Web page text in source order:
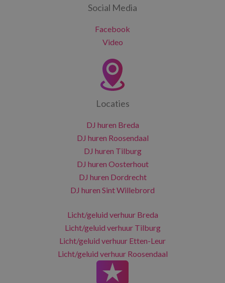
Social Media
Facebook
Video
Locaties
DJ huren Breda
DJ huren Roosendaal
DJ huren Tilburg
DJ huren Oosterhout
DJ huren Dordrecht
DJ huren Sint Willebrord
Licht/geluid verhuur Breda
Licht/geluid verhuur Tilburg
Licht/geluid verhuur Etten-Leur
Licht/geluid verhuur Roosendaal